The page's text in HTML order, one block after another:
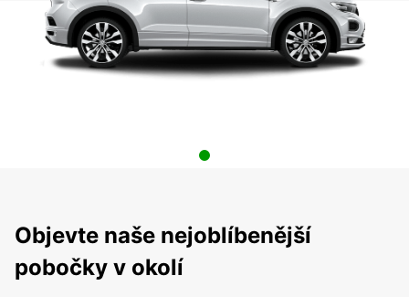
Objevte naše nejoblíbenější
pobočky v okolí